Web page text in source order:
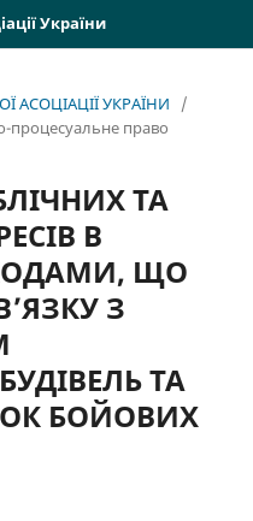
України
АСОЦІАЦІЇ УКРАЇНИ
/
процесуальне право
ТА
В
ЩО
З
ТА
БОЙОВИХ